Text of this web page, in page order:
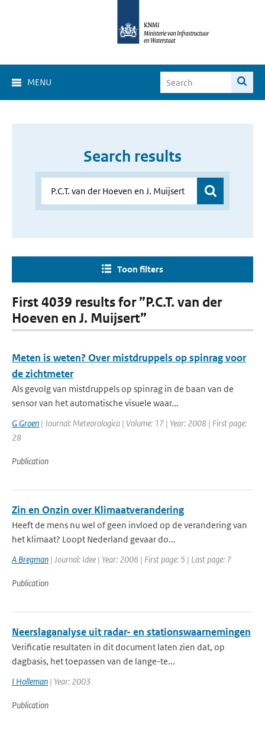
MENU
Search results
Toon filters
First 4039 results for ”P.C.T. van der
Hoeven en J. Muijsert”
Meten is weten? Over mistdruppels op spinrag voor
de zichtmeter
Als gevolg van mistdruppels op spinrag in de baan van de
sensor van het automatische visuele waar...
G Groen | Journal: Meteorologica | Volume: 17 | Year: 2008 | First page:
28
Publication
Zin en Onzin over Klimaatverandering
Heeft de mens nu wel of geen invloed op de verandering van
het klimaat? Loopt Nederland gevaar do...
A Bregman | Journal: Idee | Year: 2006 | First page: 5 | Last page: 7
Publication
Neerslaganalyse uit radar- en stationswaarnemingen
Verificatie resultaten in dit document laten zien dat, op
dagbasis, het toepassen van de lange-te...
I Holleman | Year: 2003
Publication